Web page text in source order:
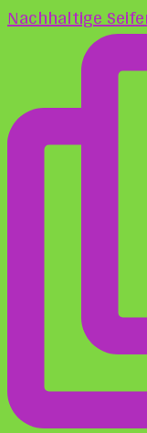
Nachhaltige